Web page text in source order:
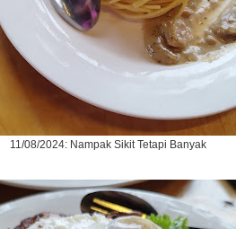
11/08/2024: Nampak Sikit Tetapi Banyak